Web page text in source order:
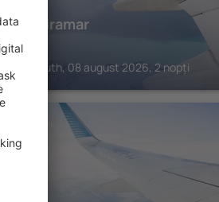
Miramar
€
08 august 2026, 2 nopți